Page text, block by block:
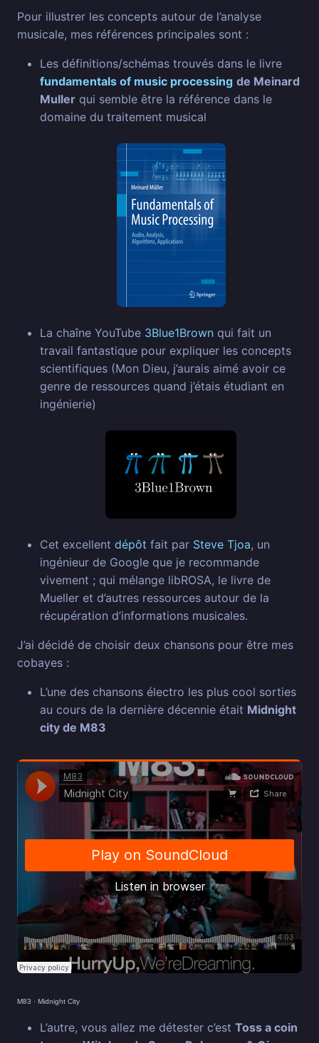
Pour illustrer les concepts autour de l’analyse
musicale, mes références principales sont :
Les définitions/schémas trouvés dans le livre
fundamentals of music processing de Meinard
Muller qui semble être la référence dans le
domaine du traitement musical
La chaîne YouTube 3Blue1Brown qui fait un
travail fantastique pour expliquer les concepts
scientifiques (Mon Dieu, j’aurais aimé avoir ce
genre de ressources quand j’étais étudiant en
ingénierie)
Cet excellent dépôt fait par Steve Tjoa, un
ingénieur de Google que je recommande
vivement ; qui mélange libROSA, le livre de
Mueller et d’autres ressources autour de la
récupération d’informations musicales.
J’ai décidé de choisir deux chansons pour être mes
cobayes :
L’une des chansons électro les plus cool sorties
au cours de la dernière décennie était Midnight
city de M83
M83 · Midnight City
L’autre, vous allez me détester c’est Toss a coin